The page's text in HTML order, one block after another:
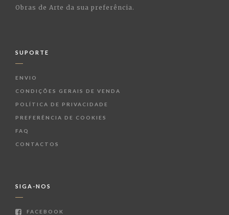
Obras de Arte da sua preferência.
SUPORTE
ENVIO
CONDIÇÕES GERAIS DE VENDA
POLÍTICA DE PRIVACIDADE
PREFERÊNCIA DE COOKIES
FAQ
CONTACTOS
SIGA-NOS
FACEBOOK